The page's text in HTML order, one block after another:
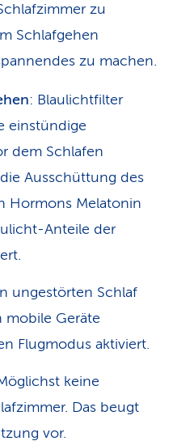
zu
Schlafgehen
zu machen.
: Blaulichtfilter
einstündige
dem Schlafen
Ausschüttung des
Hormons Melatonin
Anteile der
ungestörten Schlaf
mobile Geräte
Flugmodus aktiviert.
keine
Das beugt
vor.